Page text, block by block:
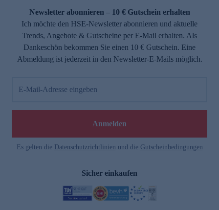
Newsletter abonnieren – 10 € Gutschein erhalten
Ich möchte den HSE-Newsletter abonnieren und aktuelle
Trends, Angebote & Gutscheine per E-Mail erhalten. Als
Dankeschön bekommen Sie einen 10 € Gutschein. Eine
Abmeldung ist jederzeit in den Newsletter-E-Mails möglich.
E-Mail-Adresse eingeben
Anmelden
Es gelten die Datenschutzrichtlinien und die Gutscheinbedingungen
Sicher einkaufen